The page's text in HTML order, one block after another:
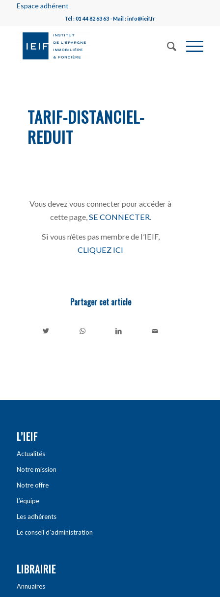
Espace adhérent
Tél : 01 44 82 63 63 - Mail : info@ieif.fr
TARIF-DISTANCIEL-
REDUIT
Vous devez vous connecter pour accéder à
cette page, SE CONNECTER
Si vous n’êtes pas membre de l’IEIF,
CLIQUEZ ICI
Partager cet article
L’IEIF
Actualités
Notre mission
Notre offre
L’équipe
Les adhérents
Le conseil d’administration
LIBRAIRIE
Annuaires